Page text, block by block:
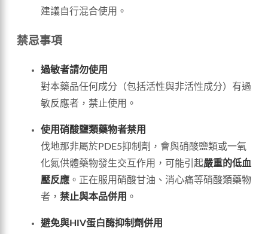
建議自行混合使用。
禁忌事項
過敏者請勿使用
對本藥品任何成分（包括活性與非活性成分）有過
敏反應者，禁止使用。
使用硝酸鹽類藥物者禁用
伐地那非屬於PDE5抑制劑，會與硝酸鹽類或一氧
化氮供體藥物發生交互作用，可能引起嚴重的低血
壓反應 。正在服用硝酸甘油、消心痛等硝酸類藥物
者， 禁止與本品併用 。
避免與HIV蛋白酶抑制劑併用